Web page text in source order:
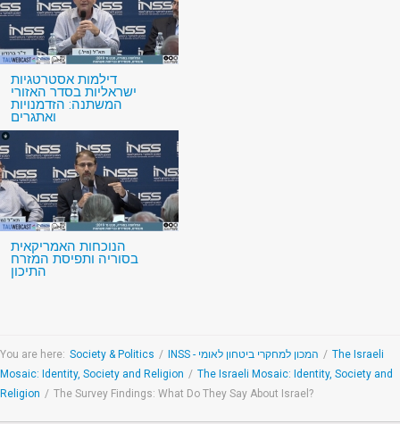
דילמות אסטרטגיות
ישראליות בסדר האזורי
המשתנה: הזדמנויות
ואתגרים
הנוכחות האמריקאית
בסוריה ותפיסת המזרח
התיכון
You are here: Society & Politics / INSS - המכון למחקרי ביטחון לאומי / The Israeli
Mosaic: Identity, Society and Religion / The Israeli Mosaic: Identity, Society and
Religion / The Survey Findings: What Do They Say About Israel?